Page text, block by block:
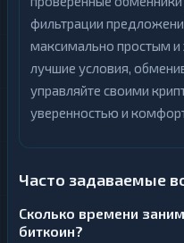
фильтрации
максимально простым
лучшие условия,
управляйте своими
уверенностью и
Часто задаваемые
Сколько времени
биткоин?